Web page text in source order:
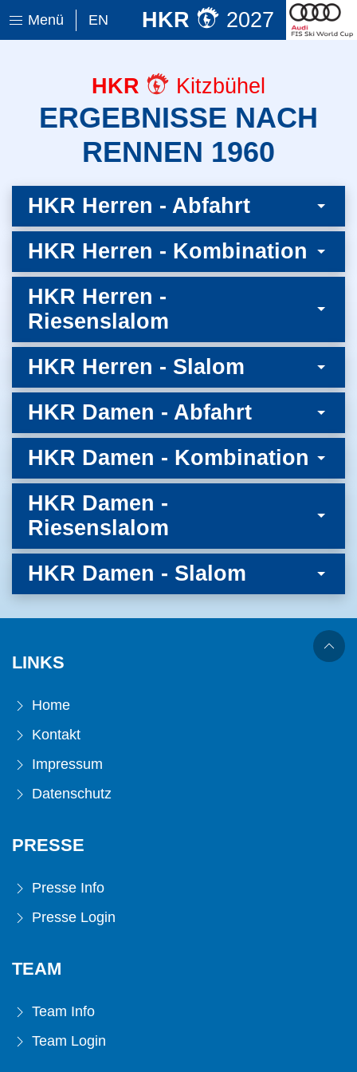
Menü EN HKR 2027
HKR Kitzbühel
ERGEBNISSE NACH
RENNEN 1960
HKR Herren - Abfahrt
HKR Herren - Kombination
HKR Herren -
Riesenslalom
HKR Herren - Slalom
HKR Damen - Abfahrt
HKR Damen - Kombination
HKR Damen -
Riesenslalom
HKR Damen - Slalom
LINKS
Home
Kontakt
Impressum
Datenschutz
PRESSE
Presse Info
Presse Login
TEAM
Team Info
Team Login